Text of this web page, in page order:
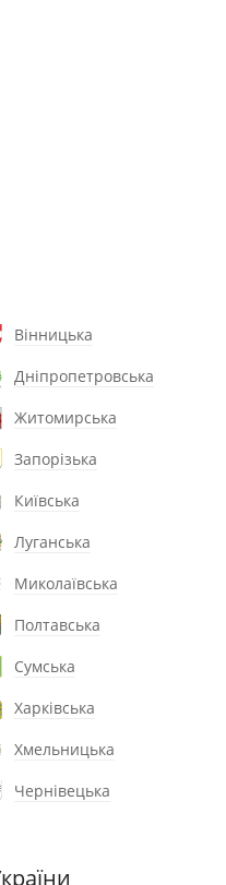
Вінницька
Дніпропетровська
Житомирська
Запорізька
Київська
Луганська
Миколаївська
Полтавська
Сумська
Харківська
Хмельницька
Чернівецька